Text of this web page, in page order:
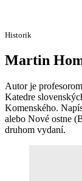
Historik
Martin
Autor je
Katedre
Komenského.
alebo Nové ostne
druhom vydaní.